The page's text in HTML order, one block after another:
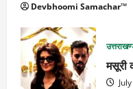
Devbhoomi Samachar™
मसूरी